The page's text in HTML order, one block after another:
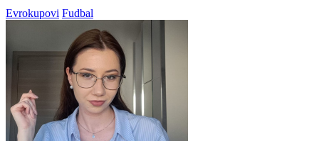
Evrokupovi Fudbal